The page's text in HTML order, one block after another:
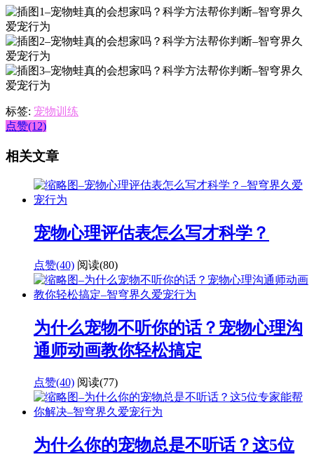
标签: 宠物训练
点赞(12)
相关文章
宠物心理评估表怎么写才科学？
点赞(40) 阅读(80)
为什么宠物不听你的话？宠物心理沟
通师动画教你轻松搞定
点赞(40) 阅读(77)
为什么你的宠物总是不听话？这5位